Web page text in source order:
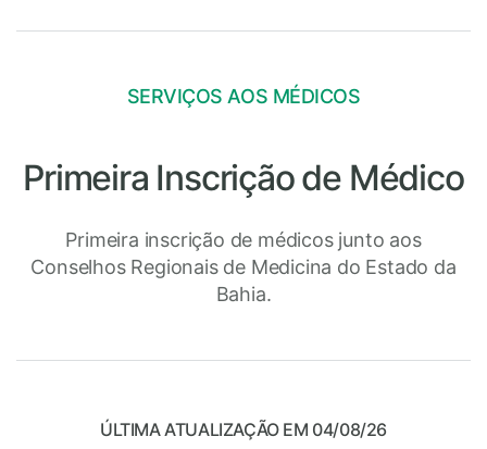
SERVIÇOS AOS MÉDICOS
Primeira Inscrição de Médico
Primeira inscrição de médicos junto aos
Conselhos Regionais de Medicina do Estado da
Bahia.
ÚLTIMA ATUALIZAÇÃO EM 04/08/26